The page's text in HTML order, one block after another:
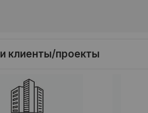
клиенты/проекты